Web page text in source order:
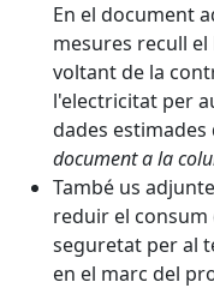
En el document
mesures recull el
voltant de la
l'electricitat per
dades
document a la
També us
reduir el
seguretat per al
en el marc del